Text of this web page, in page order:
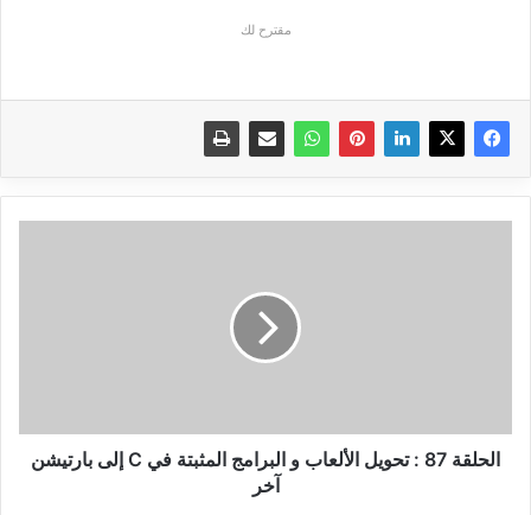
مقترح لك
في
الحلقة 87 : تحويل الألعاب و البرامج المثبتة في C إلى بارتيشن
آخر